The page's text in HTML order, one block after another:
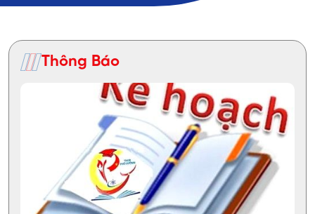
Tầm nhìn - Sứ mệnh
hướng tới trở thành trường đại học ứng dụng uy tín, cung
cấp nguồn nhân lực giỏi chuyên môn, giàu kỹ năng, đáp
ứng nhu cầu doanh nghiệp và xã hội.
Thông Báo